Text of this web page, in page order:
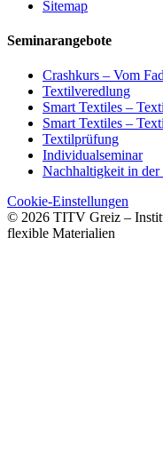
Sitemap
Seminarangebote
Crashkurs – Vom
Textilveredlung
Smart Textiles –
Smart Textiles –
Textilprüfung
Individualseminar
Nachhaltigkeit in
Cookie-Einstellungen
© 2026 TITV Greiz –
flexible Materialien